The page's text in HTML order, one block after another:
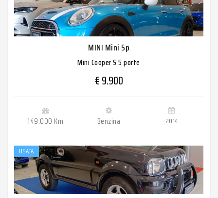
MINI Mini 5p
Mini Cooper S 5 porte
€ 9.900
149.000 Km Benzina 2014
USATA